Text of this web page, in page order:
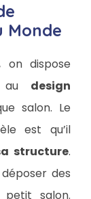
Monde
on dispose
au design
salon. Le
est qu’il
structure.
des
salon.